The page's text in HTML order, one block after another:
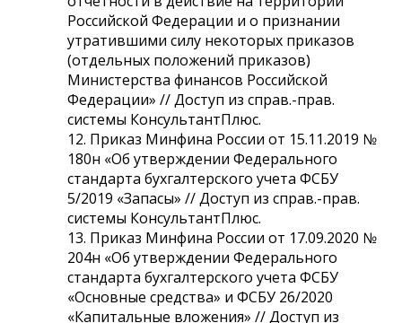
Российской Федерации и о признании
утратившими силу некоторых приказов
(отдельных положений приказов)
Министерства финансов Российской
Федерации» // Доступ из справ.-прав.
системы КонсультантПлюс.
12. Приказ Минфина России от 15.11.2019 №
180н «Об утверждении Федерального
стандарта бухгалтерского учета ФСБУ
5/2019 «Запасы» // Доступ из справ.-прав.
системы КонсультантПлюс.
13. Приказ Минфина России от 17.09.2020 №
204н «Об утверждении Федерального
стандарта бухгалтерского учета ФСБУ
«Основные средства» и ФСБУ 26/2020
«Капитальные вложения» // Доступ из